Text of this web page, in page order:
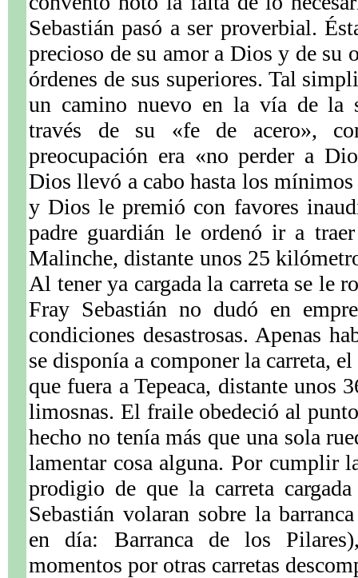
Sebastián pasó a ser proverbial.
precioso de su amor a Dios y de su
órdenes de sus superiores. Tal
un camino nuevo en la vía de la
través de su «fe de acero»,
preocupación era «no perder a
Dios llevó a cabo hasta los
y Dios le premió con favores
padre guardián le ordenó ir a
Malinche, distante unos 25
Al tener ya cargada la carreta se le
Fray Sebastián no dudó en
condiciones desastrosas. Apenas
se disponía a componer la carreta,
que fuera a Tepeaca, distante unos
limosnas. El fraile obedeció al
hecho no tenía más que una sola
lamentar cosa alguna. Por cumplir
prodigio de que la carreta
Sebastián volaran sobre la
en día: Barranca de los
momentos por otras carretas